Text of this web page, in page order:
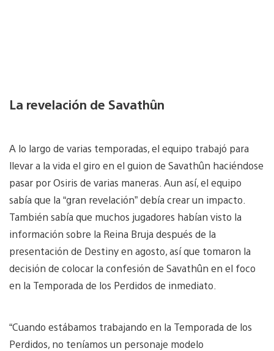
La revelación de Savathûn
A lo largo de varias temporadas, el equipo trabajó para
llevar a la vida el giro en el guion de Savathûn haciéndose
pasar por Osiris de varias maneras. Aun así, el equipo
sabía que la “gran revelación” debía crear un impacto.
También sabía que muchos jugadores habían visto la
información sobre la Reina Bruja después de la
presentación de Destiny en agosto, así que tomaron la
decisión de colocar la confesión de Savathûn en el foco
en la Temporada de los Perdidos de inmediato.
“Cuando estábamos trabajando en la Temporada de los
Perdidos, no teníamos un personaje modelo